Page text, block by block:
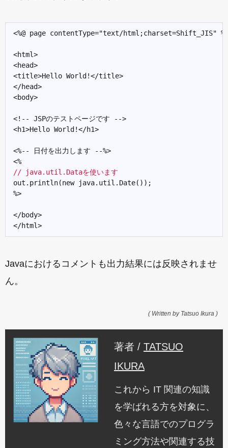
<%@ page contentType="text/html;charset=Shift_JIS"
<html>
<head>
<title>Hello World!</title>
</head>
<body>
<!-- JSPのテストページです -->
<h1>Hello World!</h1>
<%-- 日付を出力します --%>
// java.util.Dataを使います
out.println(new java.util.Date());
%>
</body>
Javaにおけるコメントも出力結果には反映されませ
ん。
( Written by Tatsuo Ikura )
著者 / TATSUO
IKURA
これから IT 関連の知識
を学ばれる方を対象に、
色々な言語でのプログラ
ミング方法や関連する技